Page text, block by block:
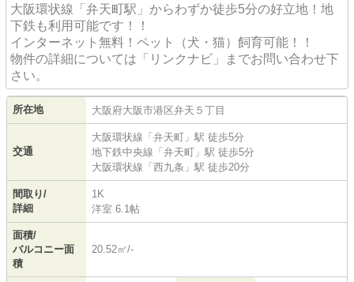
大阪環状線「弁天町駅」からわずか徒歩5分の好立地！地
下鉄も利用可能です！！
インターネット無料！ペット（犬・猫）飼育可能！！
物件の詳細については「リンクナビ」までお問い合わせ下
さい。
所在地 大阪府大阪市港区弁天 ５丁目
交通
大阪環状線 「 弁天町 」駅 徒歩5分
地下鉄中央線 「 弁天町 」駅 徒歩5分
大阪環状線 「 西九条 」駅 徒歩20分
間取り/
詳細
1K
洋室 6.1帖
面積/
バルコニー面
積
20.52㎡/-